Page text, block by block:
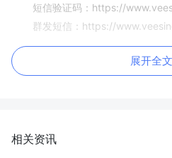
短信验证码：https://
群发短信：https://
展开全文
相关资讯